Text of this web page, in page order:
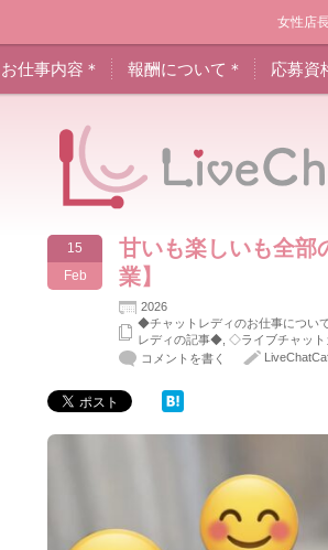
女性店
お仕事内容＊ 報酬について＊ 応募資
15
Feb
甘いも楽しいも全
業】
2026
◆チャットレディのお仕事につい
レディの記事◆ ◇ライブチャッ
コメントを書く